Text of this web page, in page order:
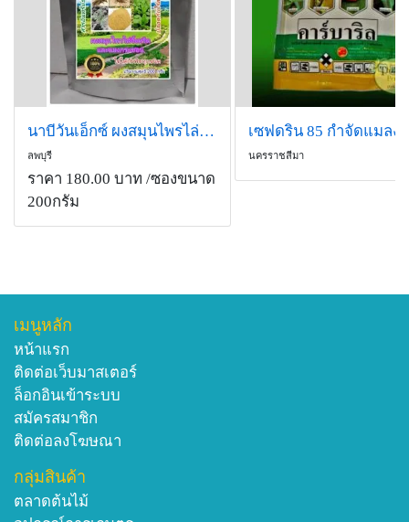
นาบีวันเอ็กซ์ ผงสมุนไพรไล่จิ้งหรีดและแมงกระชอน
ลพบุรี
ราคา 180.00 บาท /ซองขนาด
200กรัม
เซฟดริน 85 กำจัดแมลง
นครราชสีมา
เมนูหลัก
หน้าแรก
ติดต่อเว็บมาสเตอร์
ล็อกอินเข้าระบบ
สมัครสมาชิก
ติดต่อลงโฆษณา
กลุ่มสินค้า
ตลาดต้นไม้